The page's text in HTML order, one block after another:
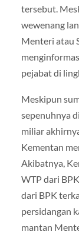
tersebut.
wewenang
Menteri atau
pejabat di
Meskipun
sepenuhnya
miliar
Kementan
Akibatnya,
WTP dari
dari BPK
persidangan
mantan